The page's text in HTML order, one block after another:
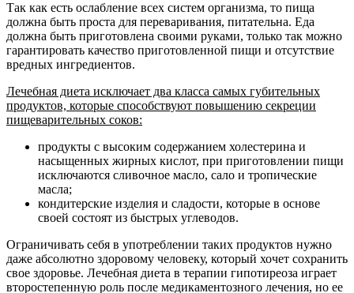
Так как есть ослабление всех систем организма, то пища
должна быть проста для переваривания, питательна. Еда
должна быть приготовлена своими руками, только так можно
гарантировать качество приготовленной пищи и отсутствие
вредных ингредиентов.
Лечебная диета исключает два класса самых губительных
продуктов, которые способствуют повышению секреции
пищеварительных соков:
продукты с высоким содержанием холестерина и
насыщенных жирных кислот, при приготовлении пищи
исключаются сливочное масло, сало и тропические
масла;
кондитерские изделия и сладости, которые в основе
своей состоят из быстрых углеводов.
Ограничивать себя в употреблении таких продуктов нужно
даже абсолютно здоровому человеку, который хочет сохранить
свое здоровье. Лечебная диета в терапии гипотиреоза играет
второстепенную роль после медикаментозного лечения, но ее